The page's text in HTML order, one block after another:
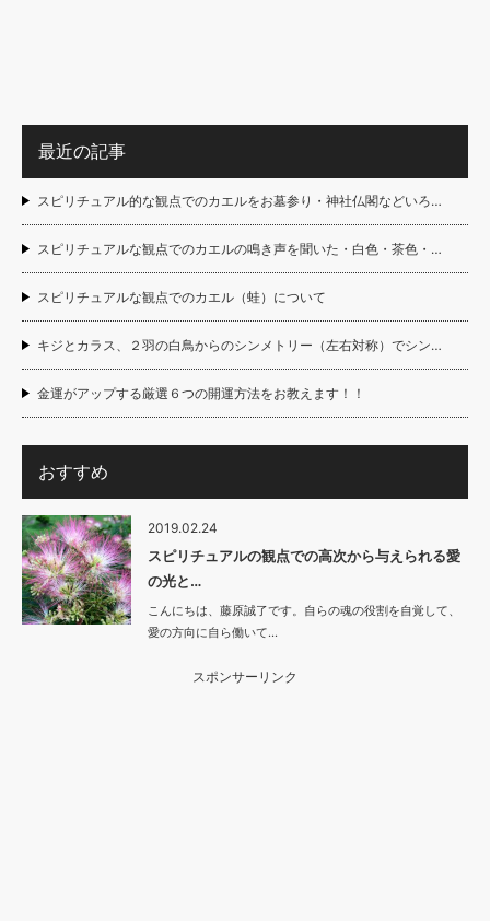
最近の記事
スピリチュアル的な観点でのカエルをお墓参り・神社仏閣などいろ…
スピリチュアルな観点でのカエルの鳴き声を聞いた・白色・茶色・…
スピリチュアルな観点でのカエル（蛙）について
キジとカラス、２羽の白鳥からのシンメトリー（左右対称）でシン…
金運がアップする厳選６つの開運方法をお教えます！！
おすすめ
2019.02.24
スピリチュアルの観点での高次から与えられる愛
の光と…
こんにちは、藤原誠了です。自らの魂の役割を自覚して、
愛の方向に自ら働いて…
スポンサーリンク